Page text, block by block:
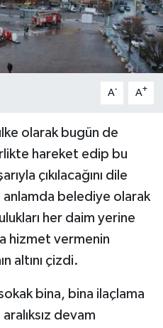
A- A+
olarak bugün de
hareket edip bu
çıkılacağını dile
belediye olarak
her daim yerine
hizmet vermenin
altını çizdi.
bina, bina ilaçlama
devam